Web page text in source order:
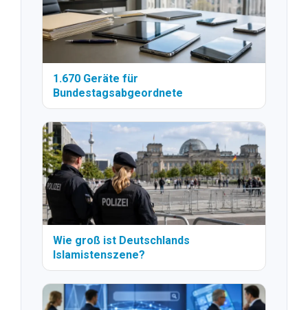
1.670 Geräte für
Bundestagsabgeordnete
Wie groß ist Deutschlands
Islamistenszene?